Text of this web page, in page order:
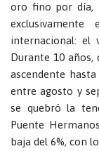
oro fino por día,
internacional: el
Durante 10 años,
ascendente
entre agosto y
se quebró la
Puente
baja del 6%, con